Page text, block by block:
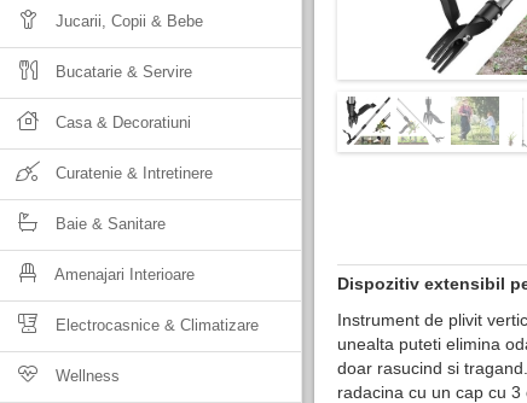
Jucarii, Copii & Bebe
Bucatarie & Servire
Casa & Decoratiuni
Curatenie & Intretinere
Baie & Sanitare
Amenajari Interioare
Electrocasnice & Climatizare
Wellness
Dispozitiv extensibil
Instrument de plivit
unealta puteti elimina
doar rasucind si
radacina cu un cap cu